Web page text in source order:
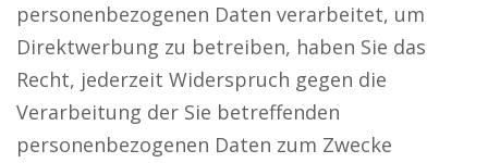
personenbezogenen Daten verarbeitet, um
Direktwerbung zu betreiben, haben Sie das
Recht, jederzeit Widerspruch gegen die
Verarbeitung der Sie betreffenden
personenbezogenen Daten zum Zwecke